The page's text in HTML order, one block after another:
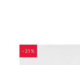
-21%